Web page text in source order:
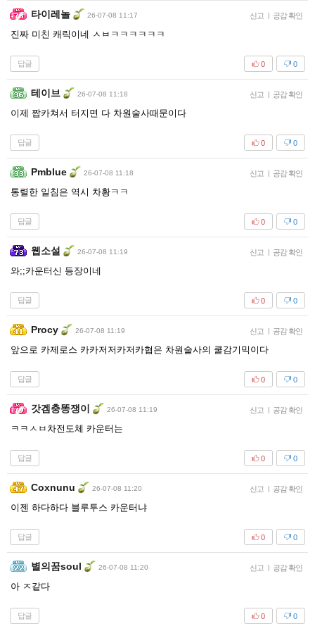
타이레놀 26-07-08 11:17 신고 공감 확인
진짜 미친 캐릭이네 ㅅㅂㅋㅋㅋㅋㅋㅋ
답글 0
0
테이브 26-07-08 11:18 신고 공감 확인
이제 짭카쳐서 터지면 다 차원술사때문이다
답글 0
0
Pmblue 26-07-08 11:18 신고 공감 확인
통렬한 일침은 역시 차황ㅋㅋ
답글 0
0
웹소설 26-07-08 11:19 신고 공감 확인
와;;카운터신 등장이네
답글 0
0
Procy 26-07-08 11:19 신고 공감 확인
앞으로 카제로스 카카저저카저카협은 차원술사의 쿨감기믹이다
답글 0
0
갓겜충똥쟁이 26-07-08 11:19 신고 공감 확인
ㅋㅋㅅㅂ차전도체 카운터는
답글 0
0
Coxnunu 26-07-08 11:20 신고 공감 확인
이젠 하다하다 블루투스 카운터냐
답글 0
0
별의꿈soul 26-07-08 11:20 신고 공감 확인
아 ㅈ같다
답글 0
0